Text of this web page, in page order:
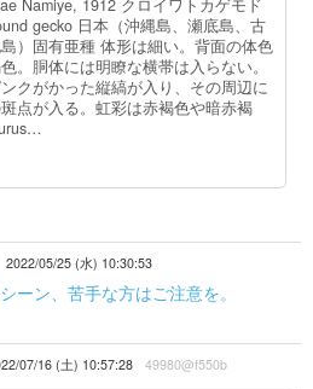
Namiye, 1912 クロイワトカゲモド
gecko 日本（沖縄島、瀬底島、古
）固有亜種 体形は細い。背面の体色
。胴体には明瞭な横帯は入らない。
クがかった縦縞が入り、その周辺に
点が入る。虹彩は赤褐色や暗赤褐
2022/05/25 (水) 10:30:53
ーン、苦手な方はご注意を。
07/16 (土) 10:57:28 49980@f550b